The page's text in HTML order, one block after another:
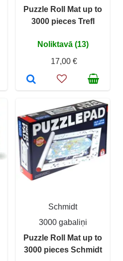
Puzzle Roll Mat up to
3000 pieces Trefl
Noliktavā (13)
17,00 €
Schmidt
3000 gabaliņi
Puzzle Roll Mat up to
3000 pieces Schmidt